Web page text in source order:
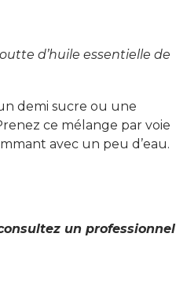
d’huile essentielle de
demi sucre ou une
ce mélange par voie
avec un peu d’eau.
un professionnel